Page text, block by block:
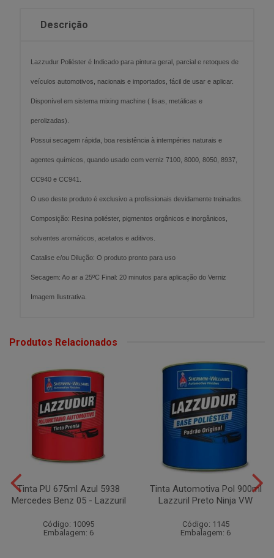
Descrição
Lazzudur Poliéster é Indicado para pintura geral, parcial e retoques de
veículos automotivos, nacionais e importados, fácil de usar e aplicar.
Disponível em sistema mixing machine ( lisas, metálicas e
perolizadas).
Possui secagem rápida, boa resistência à intempéries naturais e
agentes químicos, quando usado com verniz 7100, 8000, 8050, 8937,
CC940 e CC941.
O uso deste produto é exclusivo a profissionais devidamente treinados.
Composição: Resina poliéster, pigmentos orgânicos e inorgânicos,
solventes aromáticos, acetatos e aditivos.
Catalise e/ou Dilução: O produto pronto para uso
Secagem: Ao ar a 25ºC Final: 20 minutos para aplicação do Verniz
Imagem Ilustrativa.
Produtos Relacionados
Tinta PU 675ml Azul 5938
Mercedes Benz 05 - Lazzuril
Código: 10095
Embalagem: 6
Tinta Automotiva Pol 900ml
Lazzuril Preto Ninja VW
Código: 1145
Embalagem: 6